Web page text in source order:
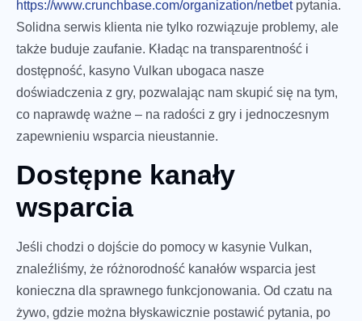
https://www.crunchbase.com/organization/netbetpytania.
Solidna serwis klienta nie tylko rozwiązuje problemy, ale
także buduje zaufanie. Kładąc na transparentność i
dostępność, kasyno Vulkan ubogaca nasze
doświadczenia z gry, pozwalając nam skupić się na tym,
co naprawdę ważne – na radości z gry i jednoczesnym
zapewnieniu wsparcia nieustannie.
Dostępne kanały
wsparcia
Jeśli chodzi o dojście do pomocy w kasynie Vulkan,
znaleźliśmy, że różnorodność kanałów wsparcia jest
konieczna dla sprawnego funkcjonowania. Od czatu na
żywo, gdzie można błyskawicznie postawić pytania, po